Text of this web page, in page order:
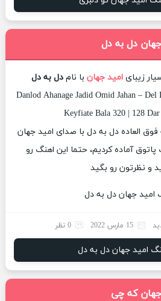
دل به دل
زیبایامید جهان با نامدل به دل
Danlod Ahanage Jadid Omid Jahan – Del
Keyfiate Bala 320 | 128
فوق العاده دل به دل با صدای امید جهان
آماده کردیم، حتما این اهنگ رو
و نظرتون رو بگید
15 مارس 2022 0 نظر
امید جهان دل به دل
جهان که چی